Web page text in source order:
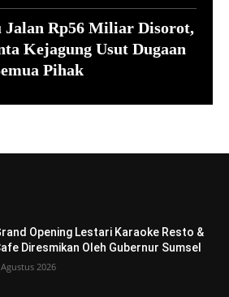
Jalan Rp56 Miliar Disorot,
Kejagung Usut Dugaan
Pihak
Opening Lestari Karaoke Resto &
Diresmikan Oleh Gubernur Sumsel
2026